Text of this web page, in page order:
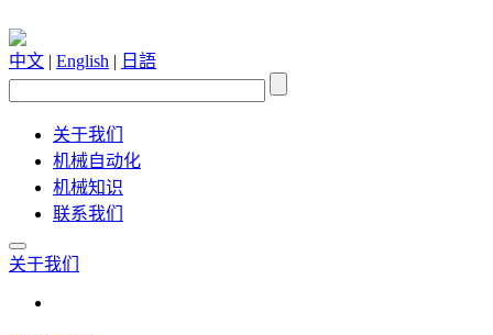
中文 | English | 日語
关于我们
机械自动化
机械知识
联系我们
关于我们